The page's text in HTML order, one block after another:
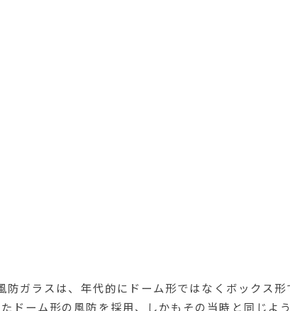
ガラスは、年代的にドーム形ではなくボックス
ドーム形の風防を採用、しかもその当時と同じよ